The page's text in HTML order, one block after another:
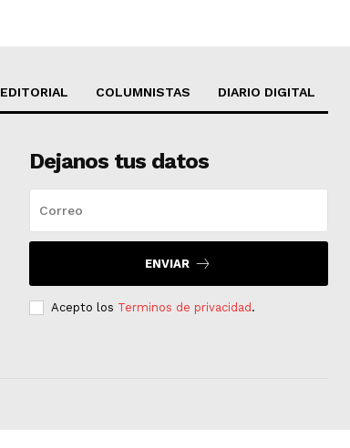
EDITORIAL COLUMNISTAS DIARIO DIGITAL
Dejanos tus datos
ENVIAR
Acepto los Terminos de privacidad .